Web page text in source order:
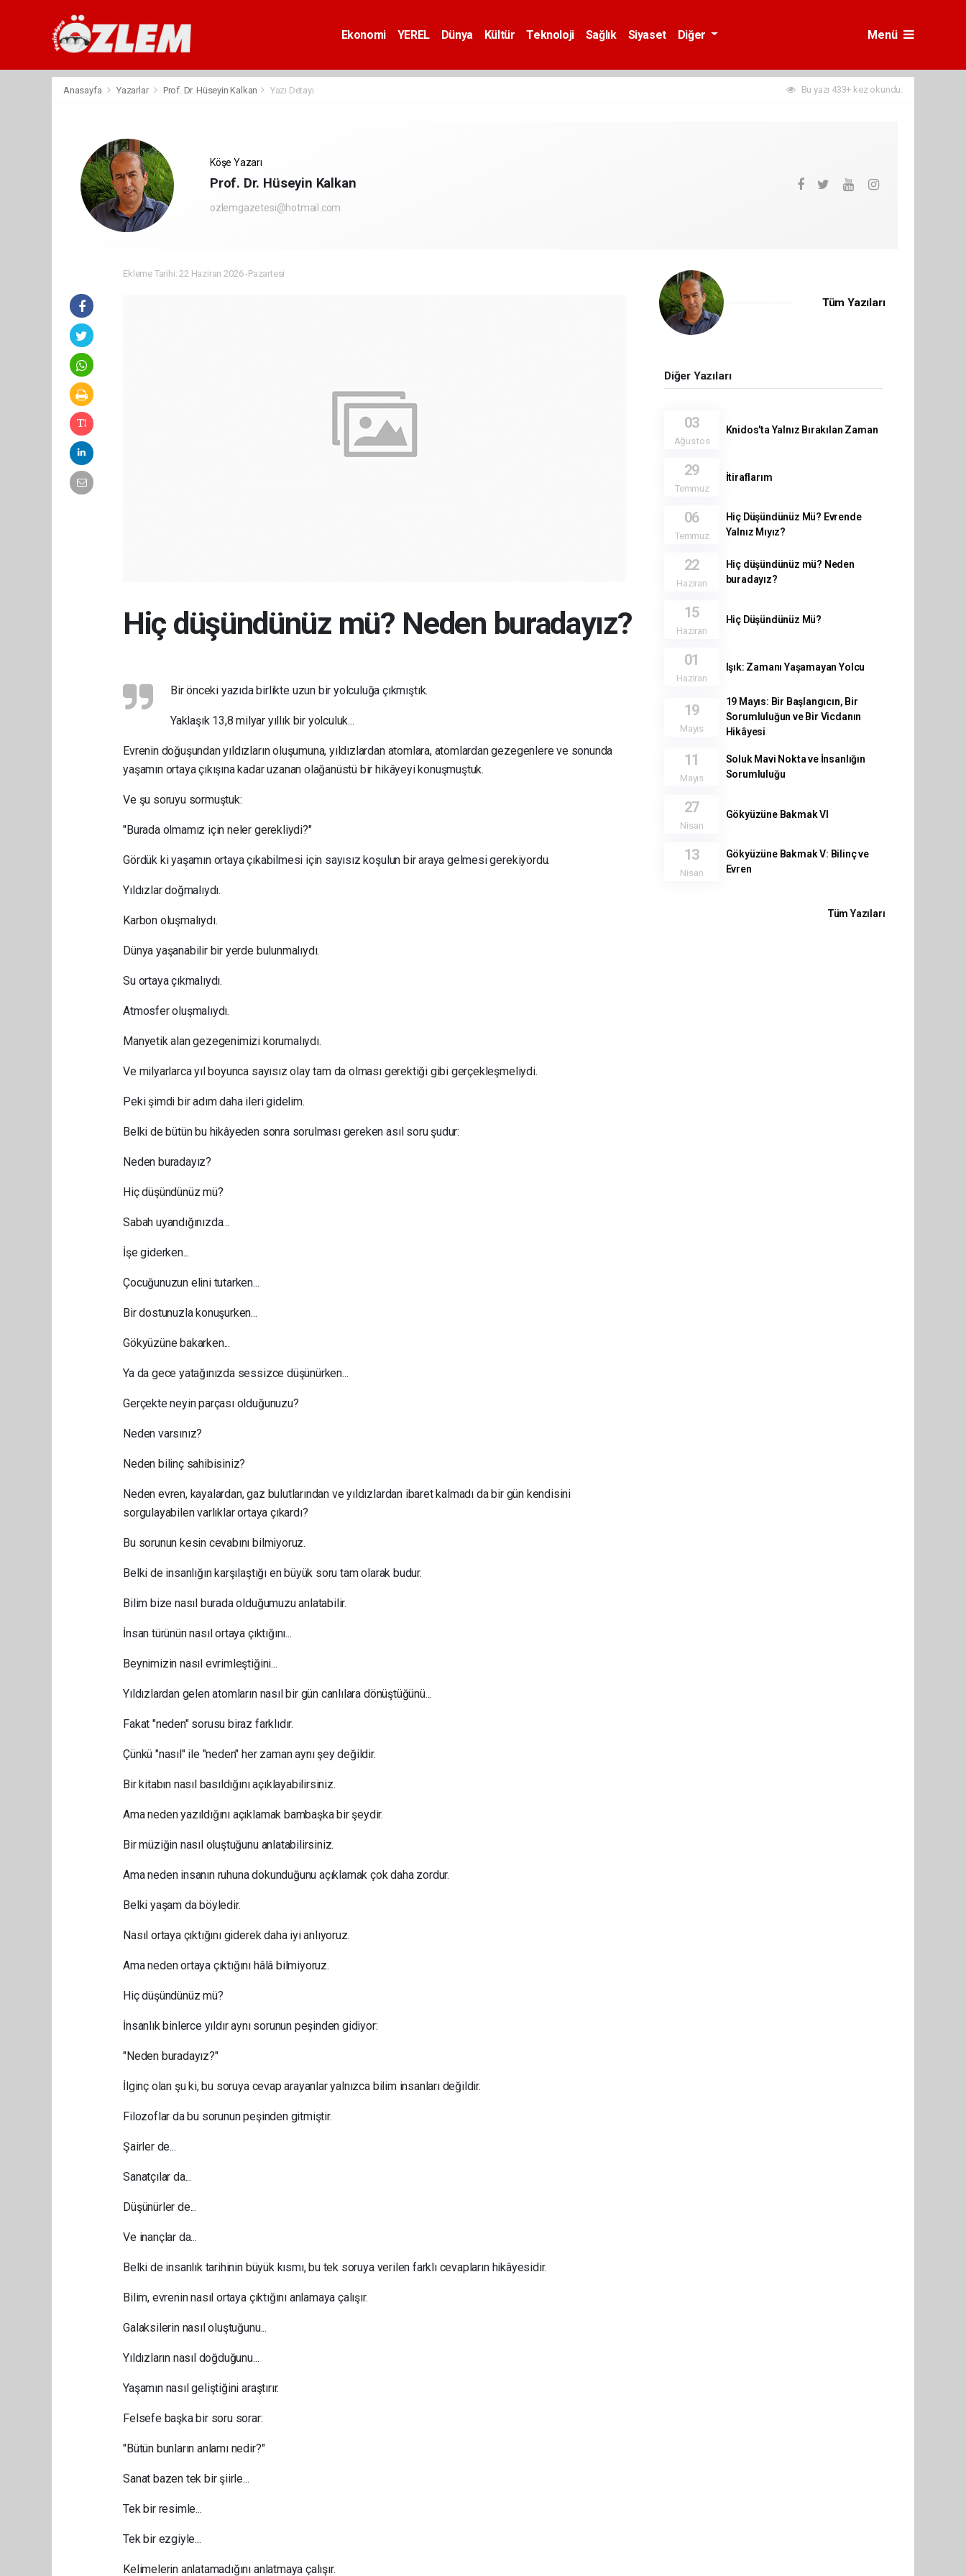
Ekonomi YEREL Dünya Kültür Teknoloji Sağlık Siyaset Diğer Menü
Anasayfa Yazarlar Prof. Dr. Hüseyin Kalkan Yazı Detayı Bu yazı 433+ kez okundu.
Köşe Yazarı
Prof. Dr. Hüseyin Kalkan
ozlemgazetesi@hotmail.com
Ekleme Tarihi: 22 Haziran 2026 -Pazartesi
Hiç düşündünüz mü? Neden buradayız?
Bir önceki yazıda birlikte uzun bir yolculuğa çıkmıştık.
Yaklaşık 13,8 milyar yıllık bir yolculuk...
Evrenin doğuşundan yıldızların oluşumuna, yıldızlardan atomlara, atomlardan gezegenlere ve sonunda
yaşamın ortaya çıkışına kadar uzanan olağanüstü bir hikâyeyi konuşmuştuk.
Ve şu soruyu sormuştuk:
"Burada olmamız için neler gerekliydi?"
Gördük ki yaşamın ortaya çıkabilmesi için sayısız koşulun bir araya gelmesi gerekiyordu.
Yıldızlar doğmalıydı.
Karbon oluşmalıydı.
Dünya yaşanabilir bir yerde bulunmalıydı.
Su ortaya çıkmalıydı.
Atmosfer oluşmalıydı.
Manyetik alan gezegenimizi korumalıydı.
Ve milyarlarca yıl boyunca sayısız olay tam da olması gerektiği gibi gerçekleşmeliydi.
Peki şimdi bir adım daha ileri gidelim.
Belki de bütün bu hikâyeden sonra sorulması gereken asıl soru şudur:
Neden buradayız?
Hiç düşündünüz mü?
Sabah uyandığınızda...
İşe giderken...
Çocuğunuzun elini tutarken...
Bir dostunuzla konuşurken...
Gökyüzüne bakarken...
Ya da gece yatağınızda sessizce düşünürken...
Gerçekte neyin parçası olduğunuzu?
Neden varsınız?
Neden bilinç sahibisiniz?
Neden evren, kayalardan, gaz bulutlarından ve yıldızlardan ibaret kalmadı da bir gün kendisini
sorgulayabilen varlıklar ortaya çıkardı?
Bu sorunun kesin cevabını bilmiyoruz.
Belki de insanlığın karşılaştığı en büyük soru tam olarak budur.
Bilim bize nasıl burada olduğumuzu anlatabilir.
İnsan türünün nasıl ortaya çıktığını...
Beynimizin nasıl evrimleştiğini...
Yıldızlardan gelen atomların nasıl bir gün canlılara dönüştüğünü...
Fakat "neden" sorusu biraz farklıdır.
Çünkü "nasıl" ile "neden" her zaman aynı şey değildir.
Bir kitabın nasıl basıldığını açıklayabilirsiniz.
Ama neden yazıldığını açıklamak bambaşka bir şeydir.
Bir müziğin nasıl oluştuğunu anlatabilirsiniz.
Ama neden insanın ruhuna dokunduğunu açıklamak çok daha zordur.
Belki yaşam da böyledir.
Nasıl ortaya çıktığını giderek daha iyi anlıyoruz.
Ama neden ortaya çıktığını hâlâ bilmiyoruz.
Hiç düşündünüz mü?
İnsanlık binlerce yıldır aynı sorunun peşinden gidiyor:
"Neden buradayız?"
İlginç olan şu ki, bu soruya cevap arayanlar yalnızca bilim insanları değildir.
Filozoflar da bu sorunun peşinden gitmiştir.
Şairler de...
Sanatçılar da...
Düşünürler de...
Ve inançlar da...
Belki de insanlık tarihinin büyük kısmı, bu tek soruya verilen farklı cevapların hikâyesidir.
Bilim, evrenin nasıl ortaya çıktığını anlamaya çalışır.
Galaksilerin nasıl oluştuğunu...
Yıldızların nasıl doğduğunu...
Yaşamın nasıl geliştiğini araştırır.
Felsefe başka bir soru sorar:
"Bütün bunların anlamı nedir?"
Sanat bazen tek bir şiirle...
Tek bir resimle...
Tek bir ezgiyle...
Kelimelerin anlatamadığını anlatmaya çalışır.
Tüm Yazıları
Diğer Yazıları
03
Ağustos
Knidos'ta Yalnız Bırakılan Zaman
29
Temmuz
İtiraflarım
06
Temmuz
Hiç Düşündünüz Mü? Evrende
Yalnız Mıyız?
22
Haziran
Hiç düşündünüz mü? Neden
buradayız?
15
Haziran
Hiç Düşündünüz Mü?
01
Haziran
Işık: Zamanı Yaşamayan Yolcu
19
Mayıs
19 Mayıs: Bir Başlangıcın, Bir
Sorumluluğun ve Bir Vicdanın
Hikâyesi
11
Mayıs
Soluk Mavi Nokta ve İnsanlığın
Sorumluluğu
27
Nisan
Gökyüzüne Bakmak VI
13
Nisan
Gökyüzüne Bakmak V: Bilinç ve
Evren
Tüm Yazıları